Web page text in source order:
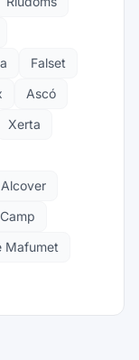
Falset
Ascó
Xerta
Alcover
Mafumet